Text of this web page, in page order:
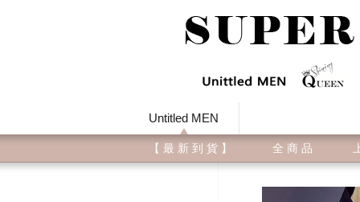
Untitled MEN
【 最 新 到 貨 】 全 商 品